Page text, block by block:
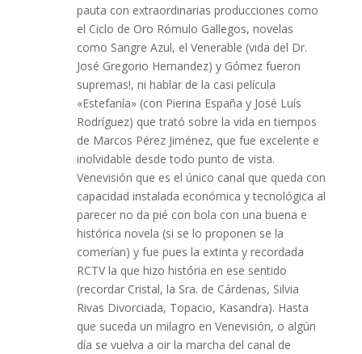
pauta con extraordinarias producciones como
el Ciclo de Oro Rómulo Gallegos, novelas
como Sangre Azul, el Venerable (vida del Dr.
José Gregorio Hernandez) y Gómez fueron
supremas!, ni hablar de la casi película
«Estefanía» (con Pierina España y José Luís
Rodríguez) que trató sobre la vida en tiempos
de Marcos Pérez Jiménez, que fue excelente e
inolvidable desde todo punto de vista.
Venevisión que es el único canal que queda con
capacidad instalada económica y tecnológica al
parecer no da pié con bola con una buena e
histórica novela (si se lo proponen se la
comerían) y fue pues la extinta y recordada
RCTV la que hizo história en ese sentido
(recordar Cristal, la Sra. de Cárdenas, Silvia
Rivas Divorciada, Topacio, Kasandra). Hasta
que suceda un milagro en Venevisión, o algún
día se vuelva a oir la marcha del canal de